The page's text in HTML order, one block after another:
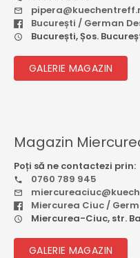
București / German
București, Șos.
GALERIE MAGAZIN
Magazin
Poți să ne contactezi prin:
0760 789 945
Miercurea Ciuc /
Miercurea-Ciuc, str.
GALERIE MAGAZIN